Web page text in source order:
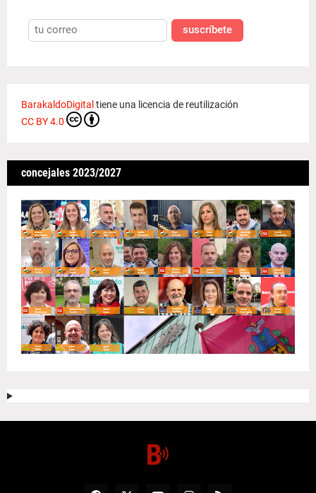
suscríbete
BarakaldoDigital tiene una licencia de reutilización
CC BY 4.0
concejales 2023/2027